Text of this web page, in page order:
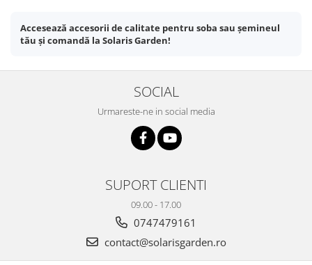
Accesează accesorii de calitate pentru soba sau șemineul
tău și comandă la Solaris Garden!
SOCIAL
Urmareste-ne in social media
SUPORT CLIENTI
09.00 - 17.00
0747479161
contact@solarisgarden.ro